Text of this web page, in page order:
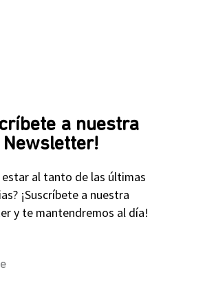
a nuestra
Newsletter!
estar al tanto de las últimas
¡Suscríbete a nuestra
y te mantendremos al día!